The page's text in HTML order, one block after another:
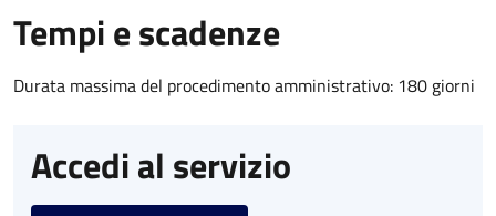
Tempi e scadenze
Durata massima del procedimento amministrativo: 180 giorni
Accedi al servizio